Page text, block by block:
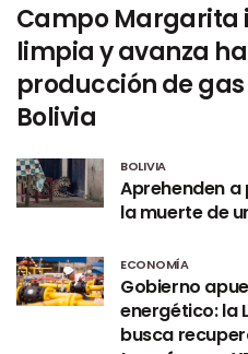
Campo Margarita
limpia y avanza
producción de
Bolivia
BOLIVIA
Aprehenden
la muerte de
ECONOMÍA
Gobierno
energético: la
busca